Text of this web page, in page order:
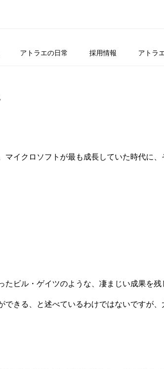
アトラエの日常 採用情報 アトラ
イクロソフトが最も成長していた時代に
ビル・ゲイツのような、凄まじい成果を
きる、と述べているわけではないですが